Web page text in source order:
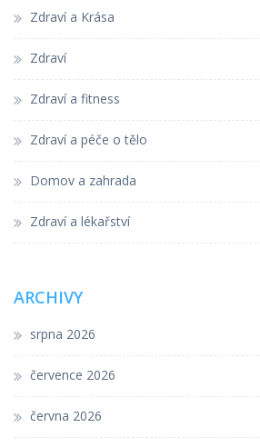
Zdraví a Krása
Zdraví
Zdraví a fitness
Zdraví a péče o tělo
Domov a zahrada
Zdraví a lékařství
ARCHIVY
srpna 2026
července 2026
června 2026